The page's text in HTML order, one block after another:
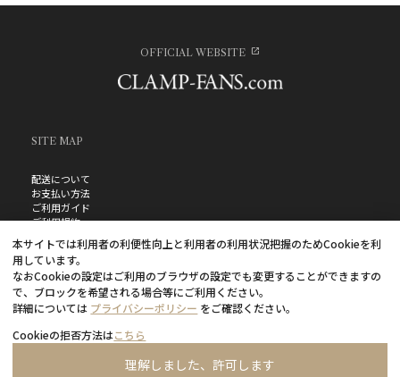
OFFICIAL WEBSITE
SITE MAP
配送について
お支払い方法
ご利用ガイド
ご利用規約
プライバシーポリシー
よくあるご質問
特定商取引法に基づく表記
©CLAMP・ShigatsuTsuitachi CO.,LTD.
本サイトでは利用者の利便性向上と利用者の利用状況把握のためCookieを利
用しています。
なおCookieの設定はご利用のブラウザの設定でも変更することができますの
で、ブロックを希望される場合等にご利用ください。
詳細については プライバシーポリシー をご確認ください。
Cookieの拒否方法はこちら
理解しました、許可します